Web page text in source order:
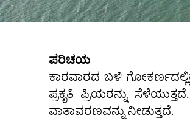
ಪರಿಚಯ
ಕಾರವಾರದ ಬಳಿ
ಪ್ರಕೃತಿ ಪ್ರಿಯರನ್ನು
ವಾತಾವರಣವನ್ನು ನೀಡುತ್ತದೆ.